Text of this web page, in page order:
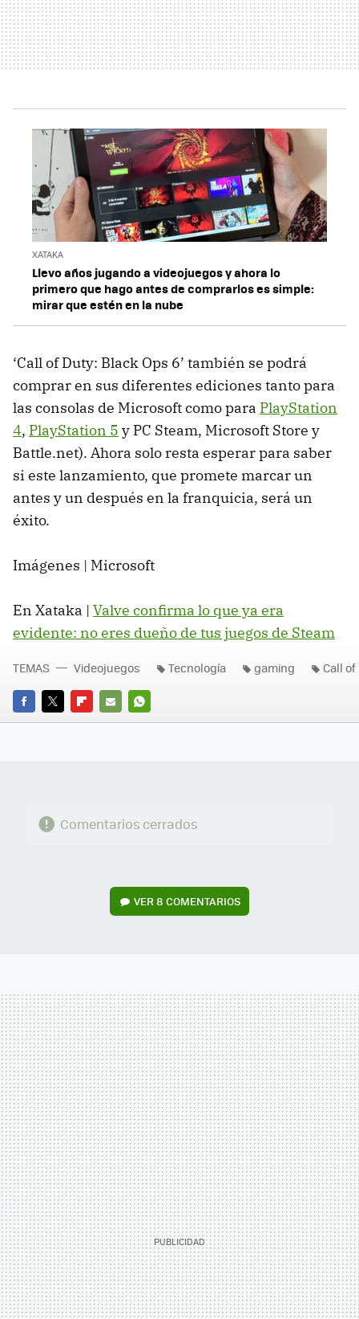
XATAKA
Llevo años jugando a videojuegos y ahora lo
primero que hago antes de comprarlos es simple:
mirar que estén en la nube
‘Call of Duty: Black Ops 6’ también se podrá
comprar en sus diferentes ediciones tanto para
las consolas de Microsoft como para PlayStation
4, PlayStation 5 y PC Steam, Microsoft Store y
Battle.net). Ahora solo resta esperar para saber
si este lanzamiento, que promete marcar un
antes y un después en la franquicia, será un
éxito.
Imágenes | Microsoft
En Xataka | Valve confirma lo que ya era
evidente: no eres dueño de tus juegos de Steam
FACEBOOK
TWITTERFLIPBOARD
E-
WHATSAPP
TEMAS Videojuegos Tecnología gaming Call
Comentarios cerrados
VER8 COMENTARIOS